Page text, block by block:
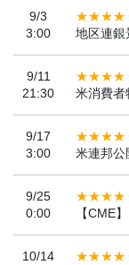
9/3
3:00
地区連銀
9/11
21:30
米消費者
9/17
3:00
米連邦公
9/25
0:00
【CME
10/14